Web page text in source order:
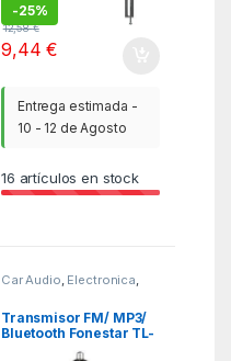
-25%
12,58€
9,44€
Entrega estimada -
10 - 12 de Agosto
16 artículos en stock
Car Audio, Electronica,
Transmisor FM/ MP3/
Bluetooth Fonestar TL-
3UB/ 2xUSB